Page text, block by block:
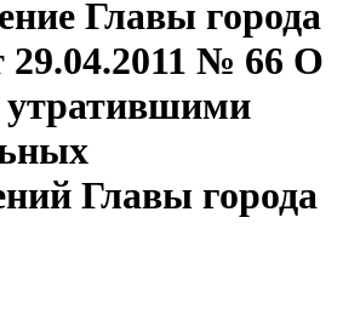
Главы города
29.04.2011 № 66 О
утратившими
Главы города